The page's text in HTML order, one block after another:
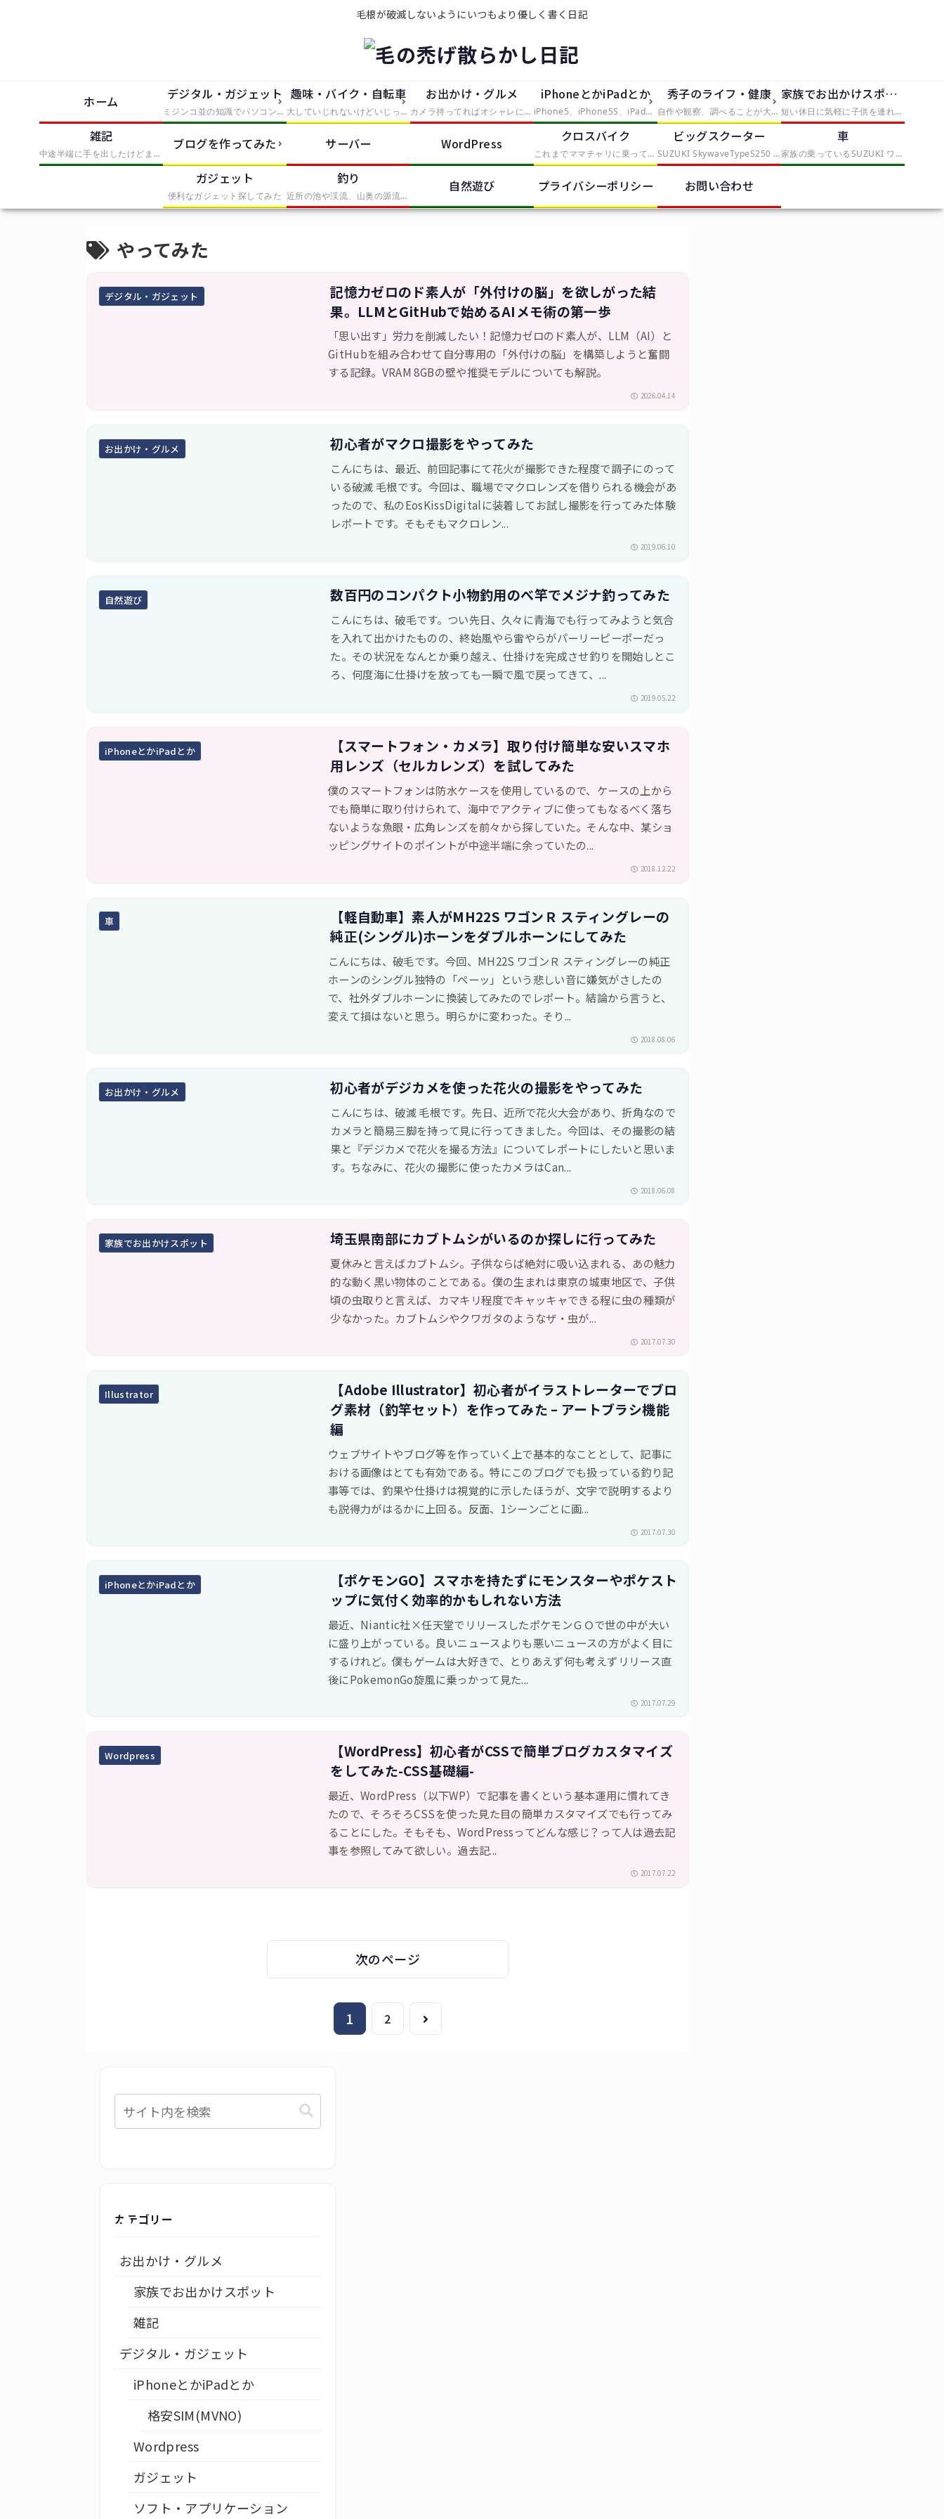
毛根が破滅しないようにいつもより優しく書く日記
ホーム デジタル・ガジェット
ミジンコ並の知識でパソコンとかソフトとか使っただけでIT風の記事にまとめたもの
趣味・バイク・自転車
大していじれないけどいじったつもりで中途半端に手を出したもの。主にタイヤが付いているものを便利にしたり修理したらレポートとして残していきます。
お出かけ・グルメ
カメラ持ってればオシャレになれるという動機で買ったEosKissDigitalを中心に、大した知識の無い中むやみやたらとシャッタースイッチを押していく記事。無駄に持っているPhotoShopCS2やIllustratorCS2、AfterEffectsなどの画像や動画の処理ソフトも少しずつ使って、体験記をレポートします。
iPhoneとかiPadとか
iPhone5、iPhone5S、iPad2を使っていく中で発見したことや便利なものを紹介
秀子のライフ・健康
自作や観察、調べることが大好きな僕は大人になっても自由研究がしたい。折角なので、子供の自由研究に使えそうな手軽なものから、大人が喜びそうな自由研究まで、実践と挑戦を交えてレポートしていきます。本気で子供が自由研究に困ったら、タグから「子供向け」を選んでみてください。
家族でお出かけスポット
短い休日に気軽に子供を連れていける場所や、手軽に行けて満足度の高いスポットとか
雑記
中途半端に手を出したけどまとめきれなかったものを無理やりまとめたもの
ブログを作ってみた サーバー WordPress クロスバイク
これまでママチャリに乗っていたが、偶然近くのスポーツバイクを取り扱う中古店で見つけたESCAPE R3を衝動買いしたことから、初心者自転車乗りになりました。クロスバイクの調整や整備を記録していくカテゴリー
ビッグスクーター
SUZUKI SkywaveTypeS250 スカイウェイブ CJ-43Aを中心に記事を書いていきます。
車
家族の乗っているSUZUKI ワゴンRスティングレー MH22Sを中心に記事を書いていきます。
ガジェット
便利なガジェット探してみた
釣り
近所の池や渓流、山奥の源流から海まで、釣りをしたらここで釣果報告していきます。基本的に餌ばかりでルアーは苦手です。
自然遊び プライバシーポリシー お問い合わせ
やってみた
デジタル・ガジェット
記憶力ゼロのド素人が「外付けの脳」を欲しがった結
果。LLMとGitHubで始めるAIメモ術の第一歩
「思い出す」労力を削減したい！記憶力ゼロのド素人が、LLM（AI）と
GitHubを組み合わせて自分専用の「外付けの脳」を構築しようと奮闘
する記録。VRAM 8GBの壁や推奨モデルについても解説。
2026.04.14
お出かけ・グルメ 初心者がマクロ撮影をやってみた
こんにちは、最近、前回記事にて花火が撮影できた程度で調子にのって
いる破滅 毛根です。今回は、職場でマクロレンズを借りられる機会があ
ったので、私のEosKissDigitalに装着してお試し撮影を行ってみた体験
レポートです。そもそもマクロレン...
2019.06.10
自然遊び 数百円のコンパクト小物釣用のべ竿でメジナ釣ってみた
こんにちは、破毛です。つい先日、久々に青海でも行ってみようと気合
を入れて出かけたものの、終始風やら雷やらがパーリーピーポーだっ
た。その状況をなんとか乗り越え、仕掛けを完成させ釣りを開始しとこ
ろ、何度海に仕掛けを放っても一瞬で風で戻ってきて、...
2019.05.22
iPhoneとかiPadとか
【スマートフォン・カメラ】取り付け簡単な安いスマホ
用レンズ（セルカレンズ）を試してみた
僕のスマートフォンは防水ケースを使用しているので、ケースの上から
でも簡単に取り付けられて、海中でアクティブに使ってもなるべく落ち
ないような魚眼・広角レンズを前々から探していた。そんな中、某ショ
ッピングサイトのポイントが中途半端に余っていたの...
2018.12.22
車
【軽自動車】素人がMH22S ワゴンＲ スティングレーの
純正(シングル)ホーンをダブルホーンにしてみた
こんにちは、破毛です。今回、MH22S ワゴンＲ スティングレーの純正
ホーンのシングル独特の「ペーッ」という悲しい音に嫌気がさしたの
で、社外ダブルホーンに換装してみたのでレポート。結論から言うと、
変えて損はないと思う。明らかに変わった。そり...
2018.08.06
お出かけ・グルメ 初心者がデジカメを使った花火の撮影をやってみた
こんにちは、破滅 毛根です。先日、近所で花火大会があり、折角なので
カメラと簡易三脚を持って見に行ってきました。今回は、その撮影の結
果と『デジカメで花火を撮る方法』についてレポートにしたいと思いま
す。ちなみに、花火の撮影に使ったカメラはCan...
2018.06.08
家族でお出かけスポット 埼玉県南部にカブトムシがいるのか探しに行ってみた
夏休みと言えばカブトムシ。子供ならば絶対に吸い込まれる、あの魅力
的な動く黒い物体のことである。僕の生まれは東京の城東地区で、子供
頃の虫取りと言えば、カマキリ程度でキャッキャできる程に虫の種類が
少なかった。カブトムシやクワガタのようなザ・虫が...
2017.07.30
Illustrator
【Adobe Illustrator】初心者がイラストレーターでブロ
グ素材（釣竿セット）を作ってみた – アートブラシ機能
編
ウェブサイトやブログ等を作っていく上で基本的なこととして、記事に
おける画像はとても有効である。特にこのブログでも扱っている釣り記
事等では、釣果や仕掛けは視覚的に示したほうが、文字で説明するより
も説得力がはるかに上回る。反面、1シーンごとに画...
2017.07.30
iPhoneとかiPadとか
【ポケモンGO】スマホを持たずにモンスターやポケスト
ップに気付く効率的かもしれない方法
最近、Niantic社×任天堂でリリースしたポケモンＧＯで世の中が大い
に盛り上がっている。良いニュースよりも悪いニュースの方がよく目に
するけれど。僕もゲームは大好きで、とりあえず何も考えずリリース直
後にPokemonGo旋風に乗っかって見た...
2017.07.29
Wordpress
【WordPress】初心者がCSSで簡単ブログカスタマイズ
をしてみた-CSS基礎編-
最近、WordPress（以下WP）で記事を書くという基本運用に慣れてき
たので、そろそろCSSを使った見た目の簡単カスタマイズでも行ってみ
ることにした。そもそも、WordPressってどんな感じ？って人は過去記
事を参照してみて欲しい。過去記...
2017.07.22
次のページ
1 2
次
カテゴリー
お出かけ・グルメ
家族でお出かけスポット
雑記
デジタル・ガジェット
iPhoneとかiPadとか
格安SIM(MVNO)
Wordpress
ガジェット
ソフト・アプリケーション